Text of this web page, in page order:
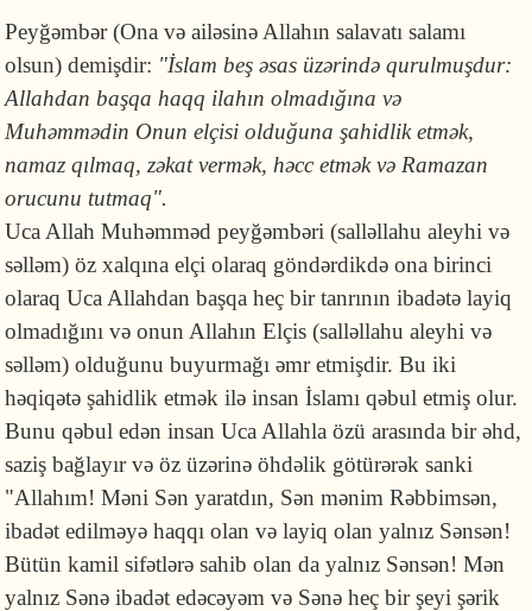
Peyğəmbər (Ona və ailəsinə Allahın salavatı salamı
olsun) demişdir: "İslam beş əsas üzərində qurulmuşdur:
Allahdan başqa haqq ilahın olmadığına və
Muhəmmədin Onun elçisi olduğuna şahidlik etmək,
namaz qılmaq, zəkat vermək, həcc etmək və Ramazan
orucunu tutmaq".
Uca Allah Muhəmməd peyğəmbəri (salləllahu aleyhi və
səlləm) öz xalqına elçi olaraq göndərdikdə ona birinci
olaraq Uca Allahdan başqa heç bir tanrının ibadətə layiq
olmadığını və onun Allahın Elçis (salləllahu aleyhi və
səlləm) olduğunu buyurmağı əmr etmişdir. Bu iki
həqiqətə şahidlik etmək ilə insan İslamı qəbul etmiş olur.
Bunu qəbul edən insan Uca Allahla özü arasında bir əhd,
saziş bağlayır və öz üzərinə öhdəlik götürərək sanki
"Allahım! Məni Sən yaratdın, Sən mənim Rəbbimsən,
ibadət edilməyə haqqı olan və layiq olan yalnız Sənsən!
Bütün kamil sifətlərə sahib olan da yalnız Sənsən! Mən
yalnız Sənə ibadət edəcəyəm və Sənə heç bir şeyi şərik